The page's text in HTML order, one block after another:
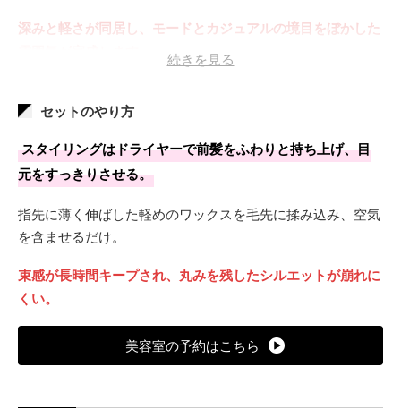
深みと軽さが同居し、モードとカジュアルの境目をぼかした
る二面性も魅力。
施術は一度のブリーチで発色を確保。
色持ちは普通で、退色が進むにつれて穏やかな赤みだけが残
り、地毛との差が緩やかにつながる。
はそのタイミングが目安。
続きを見る
セットのやり方
スタイリングはドライヤーで前髪をふわりと持ち上げ、目
元をすっきりさせる。
指先に薄く伸ばした軽めのワックスを毛先に揉み込み、空気
を含ませるだけ。
束感が長時間キープされ、丸みを残したシルエットが崩れに
くい。
美容室の予約はこちら